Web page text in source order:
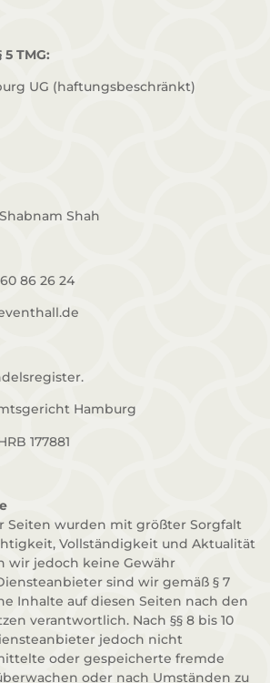
TMG:
UG (haftungsbeschränkt)
Shah
86 26 24
Hamburg
177881
Seiten wurden mit größter Sorgfalt
Vollständigkeit und Aktualität
wir jedoch keine Gewähr
sind wir gemäß § 7
Inhalte auf diesen Seiten nach den
verantwortlich. Nach §§ 8 bis 10
jedoch nicht
oder gespeicherte fremde
oder nach Umständen zu